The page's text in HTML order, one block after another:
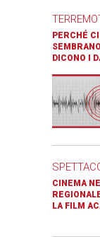
PERCHÉ
DICONO I
CINEMA
LA FILM